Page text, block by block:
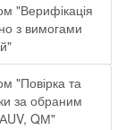
"Верифікація
з вимогами
"Повірка та
за обраним
QМ"